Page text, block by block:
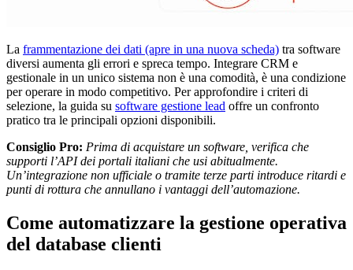
La frammentazione dei dati (apre in una nuova scheda) tra software
diversi aumenta gli errori e spreca tempo. Integrare CRM e
gestionale in un unico sistema non è una comodità, è una condizione
per operare in modo competitivo. Per approfondire i criteri di
selezione, la guida su software gestione lead offre un confronto
pratico tra le principali opzioni disponibili.
Consiglio Pro: Prima di acquistare un software, verifica che
supporti l’API dei portali italiani che usi abitualmente.
Un’integrazione non ufficiale o tramite terze parti introduce ritardi e
punti di rottura che annullano i vantaggi dell’automazione.
Come automatizzare la gestione operativa
del database clienti